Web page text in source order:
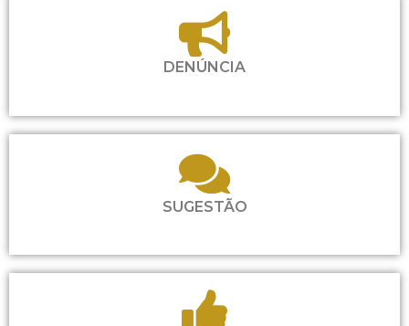
DENÚNCIA
SUGESTÃO